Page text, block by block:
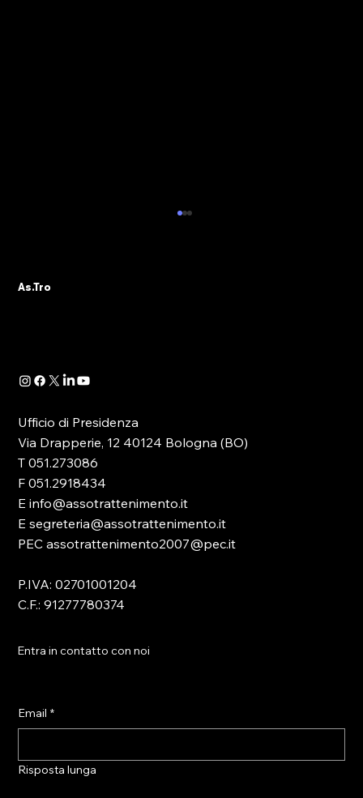
Determinazione Direttoriale di ADM, con la
As.Tro
Ufficio di Presidenza
Via Drapperie, 12 40124 Bologna (BO)
T 051.273086
F 051.2918434
E info@assotrattenimento.it
E segreteria@assotrattenimento.it
PEC assotrattenimento2007@pec.it
P.IVA: 02701001204
C.F.: 91277780374
Entra in contatto con noi
Email *
Risposta lunga